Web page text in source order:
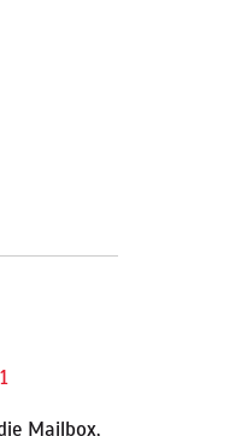
Mailbox,